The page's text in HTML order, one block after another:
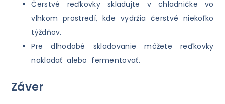
Čerstvé reďkovky skladujte v chladničke vo
vlhkom prostredí, kde vydržia čerstvé niekoľko
týždňov.
Pre dlhodobé skladovanie môžete reďkovky
nakladať alebo fermentovať.
Záver